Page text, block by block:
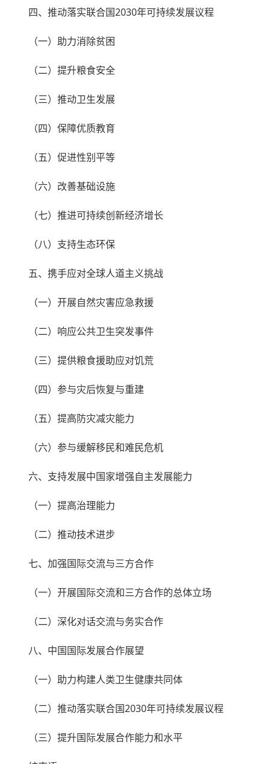
四、推动落实联合国2030年可持续发展议程
（一）助力消除贫困
（二）提升粮食安全
（三）推动卫生发展
（四）保障优质教育
（五）促进性别平等
（六）改善基础设施
（七）推进可持续创新经济增长
（八）支持生态环保
五、携手应对全球人道主义挑战
（一）开展自然灾害应急救援
（二）响应公共卫生突发事件
（三）提供粮食援助应对饥荒
（四）参与灾后恢复与重建
（五）提高防灾减灾能力
（六）参与缓解移民和难民危机
六、支持发展中国家增强自主发展能力
（一）提高治理能力
（二）推动技术进步
七、加强国际交流与三方合作
（一）开展国际交流和三方合作的总体立场
（二）深化对话交流与务实合作
八、中国国际发展合作展望
（一）助力构建人类卫生健康共同体
（二）推动落实联合国2030年可持续发展议程
（三）提升国际发展合作能力和水平